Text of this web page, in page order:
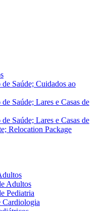
Saúde; Cuidados ao
Saúde; Lares e Casas de
Saúde; Lares e Casas de
Relocation Package
Adultos
Pediatria
Cardiologia